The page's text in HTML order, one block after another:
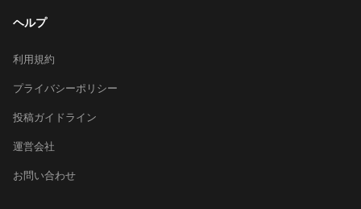
ヘルプ
利用規約
プライバシーポリシー
投稿ガイドライン
運営会社
お問い合わせ